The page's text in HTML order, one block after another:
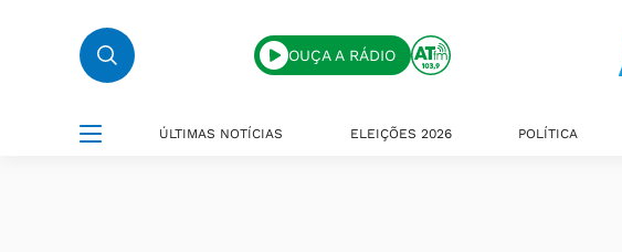
OUÇA A RÁDIO
ÚLTIMAS NOTÍCIAS ELEIÇÕES 2026 POLÍTICA